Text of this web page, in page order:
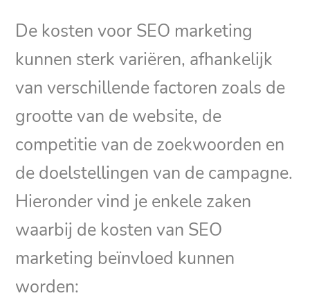
De kosten voor SEO marketing
kunnen sterk variëren, afhankelijk
van verschillende factoren zoals de
grootte van de website, de
competitie van de zoekwoorden en
de doelstellingen van de campagne.
Hieronder vind je enkele zaken
waarbij de kosten van SEO
marketing beïnvloed kunnen
worden: